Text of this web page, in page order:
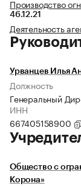
Производство
46.12.21
Деятельность
Урванцев Илья
Должность
Генеральный
ИНН
667405158900
Общество с
Корона»